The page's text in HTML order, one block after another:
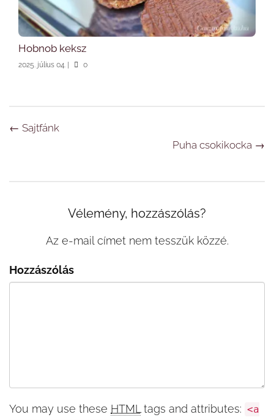
Hobnob keksz
2025. július 04. | 0
Navigáció
← Sajtfánk
Puha csokikocka →
Vélemény, hozzászólás?
Az e-mail címet nem tesszük közzé.
Hozzászólás
You may use these HTML tags and attributes: <a